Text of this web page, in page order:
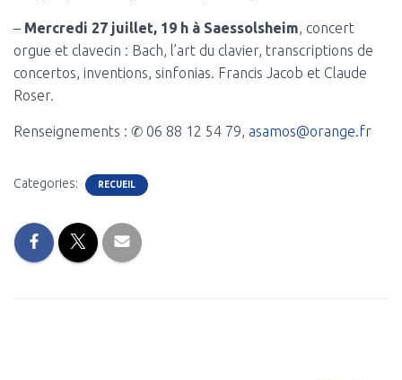
– Mercredi 27 juillet, 19 h à Saessolsheim, concert
orgue et clavecin : Bach, l’art du clavier, transcriptions de
concertos, inventions, sinfonias. Francis Jacob et Claude
Roser.
Renseignements : ✆ 06 88 12 54 79, asamos@orange.fr
Categories: RECUEIL